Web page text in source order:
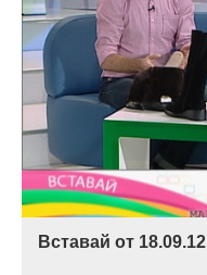
Вставай от 18.09.12